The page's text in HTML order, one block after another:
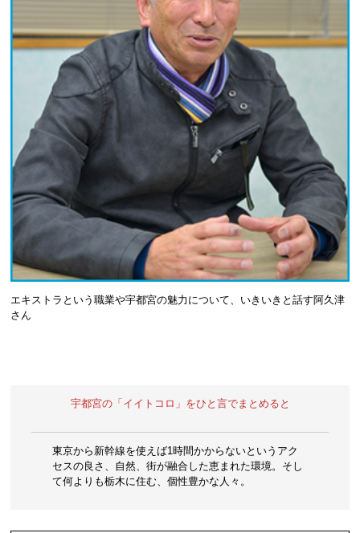
エキストラという職業や宇都宮の魅力について、いきいきと話す阿久津
さん
宇都宮の「イイトコロ」をひと言でまとめると
東京から新幹線を使えば1時間かからないというアク
セスの良さ、自然、街が融合した恵まれた環境。そし
て何よりも栃木に住む、個性豊かな人々。